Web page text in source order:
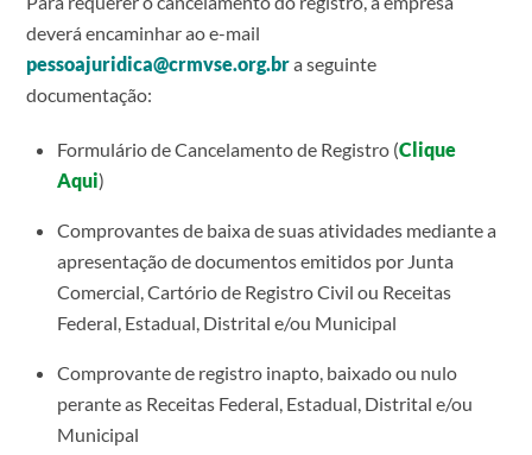
deverá encaminhar ao e-mail
pessoajuridica@crmvse.org.bra seguinte
documentação:
Formulário de Cancelamento de Registro (Clique
Aqui)
Comprovantes de baixa de suas atividades mediante a
apresentação de documentos emitidos por Junta
Comercial, Cartório de Registro Civil ou Receitas
Federal, Estadual, Distrital e/ou Municipal
Comprovante de registro inapto, baixado ou nulo
perante as Receitas Federal, Estadual, Distrital e/ou
Municipal